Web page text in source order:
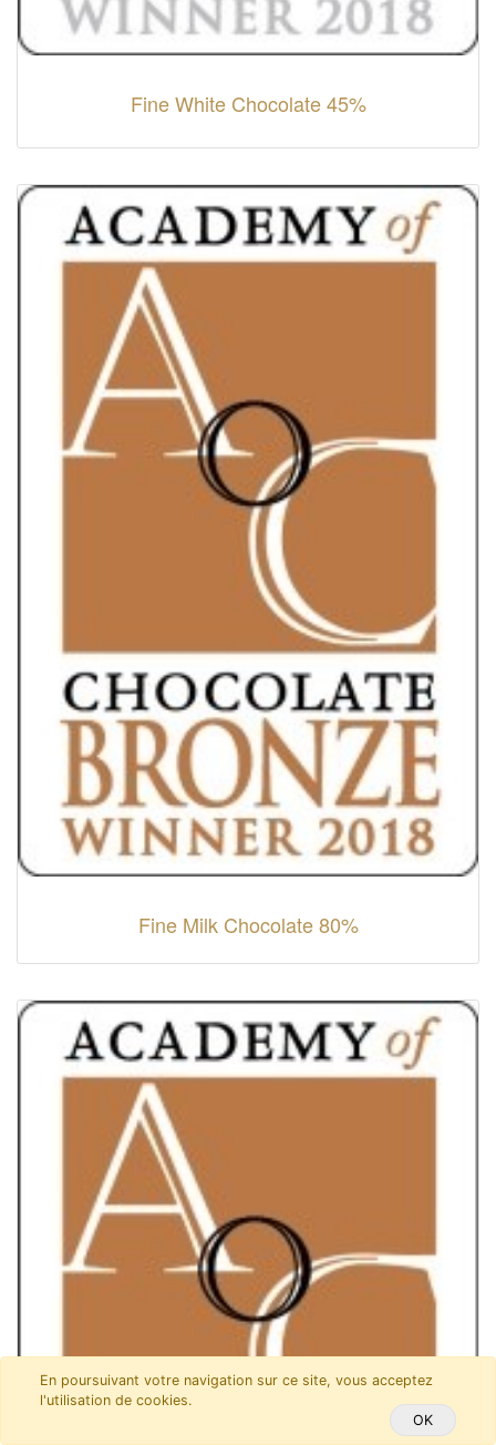
Fine White Chocolate 45%
Fine Milk Chocolate 80%
En poursuivant votre navigation sur ce site, vous acceptez
l'utilisation de cookies.
OK